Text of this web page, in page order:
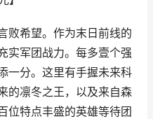
败希望。作为末日前线的
实军团战力。每多壹个强
一分。这里有手握未来科
的凛冬之王，以及来自森
位特点丰盛的英雄等待团